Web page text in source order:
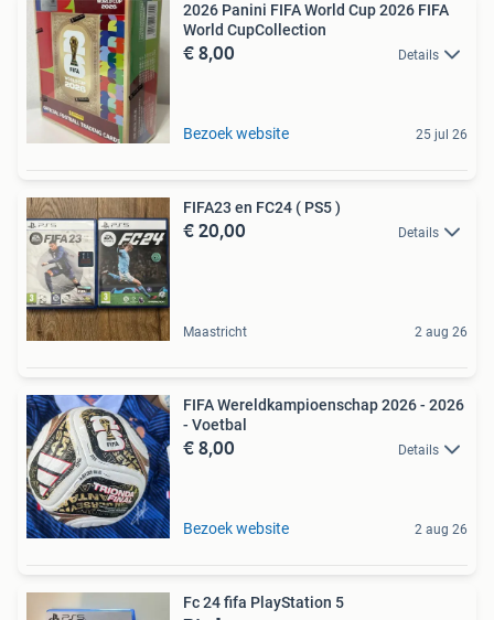
2026 Panini FIFA World Cup 2026 FIFA
World CupCollection
€ 8,00 Details
Bezoek website 25 jul 26
FIFA23 en FC24 ( PS5 )
€ 20,00 Details
Maastricht 2 aug 26
FIFA Wereldkampioenschap 2026 - 2026
- Voetbal
€ 8,00 Details
Bezoek website 2 aug 26
Fc 24 fifa PlayStation 5